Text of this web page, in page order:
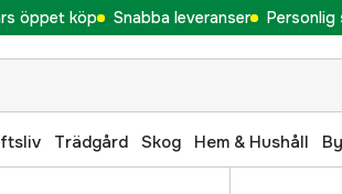
öppet köp Snabba leveranser Personlig
Trädgård Skog Hem & Hushåll